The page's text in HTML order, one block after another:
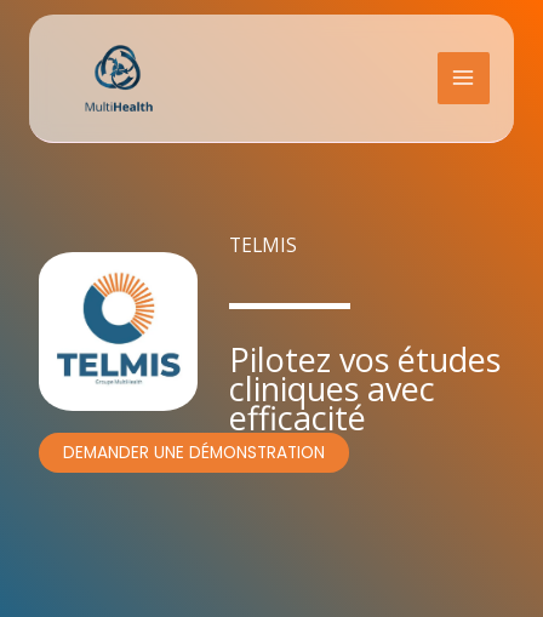
Aller
MAIN
MENU
TELMIS
Pilotez vos études
cliniques avec
efficacité
DEMANDER UNE DÉMONSTRATION